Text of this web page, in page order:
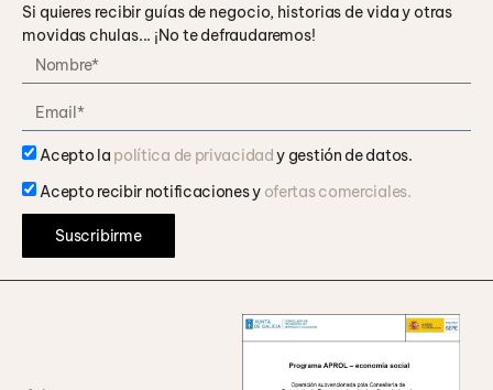
Si quieres recibir guías de negocio, historias de vida y otras
movidas chulas... ¡No te defraudaremos!
Acepto la política de privacidady gestión de datos.
Acepto recibir notificaciones y ofertas comerciales.
Suscribirme